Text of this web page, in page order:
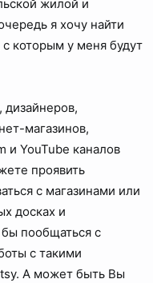
жилой и
я хочу найти
которым у меня будут
дизайнеров,
магазинов,
и YouTube каналов
проявить
с магазинами или
досках и
пообщаться с
с такими
А может быть Вы